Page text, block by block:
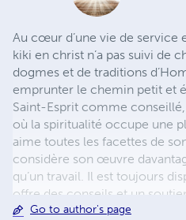
Au cœur d’une vie de service
kiki en christ n’a pas suivi de
dogmes et de traditions
emprunter le chemin petit et
Saint-Esprit comme
où la spiritualité occupe une
aime toutes les facettes de
considère son œuvre
qu’un travail. Il est toujours
offre des conseils et un
sœurs en christ. Pour se
Go to author's page